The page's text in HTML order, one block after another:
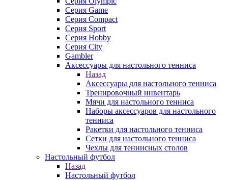
Серия Game
Серия Compact
Серия Sport
Серия Hobby
Серия City
Gambler
Аксессуары для настольного тенниса
Назад
Аксессуары для настольного тенниса
Тренировочный инвентарь
Мячи для настольного тенниса
Наборы аксессуаров для настольного
тенниса
Ракетки для настольного тенниса
Сетки для настольного тенниса
Чехлы для теннисных столов
Настольный футбол
Назад
Настольный футбол